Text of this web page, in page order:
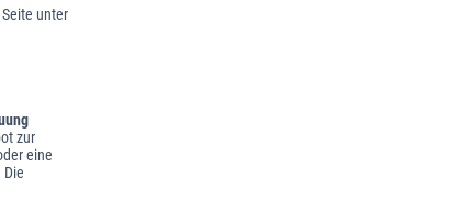
unter
zur
eine